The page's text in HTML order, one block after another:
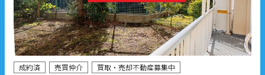
成約済 売買仲介 買取・売却不動産募集中